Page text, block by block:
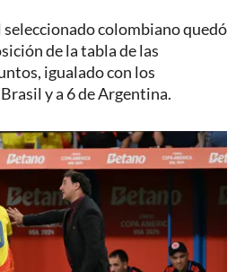
seleccionado colombiano quedó
de la tabla de las
igualado con los
y a 6 de Argentina.